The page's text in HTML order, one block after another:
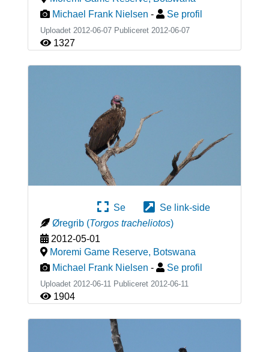
Michael Frank Nielsen - Se profil
Uploadet 2012-06-07 Publiceret 2012-06-07
1327
Se
Se link-side
Øregrib (Torgos tracheliotos)
2012-05-01
Moremi Game Reserve, Botswana
Michael Frank Nielsen - Se profil
Uploadet 2012-06-11 Publiceret 2012-06-11
1904